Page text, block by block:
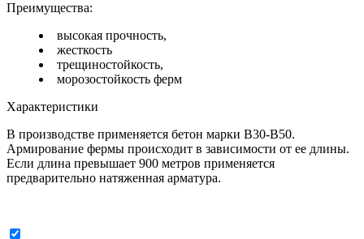
Преимущества:
высокая прочность,
жесткость
трещиностойкость,
морозостойкость ферм
Характеристики
В производстве применяется бетон марки В30-В50.
Армирование фермы происходит в зависимости от ее длины.
Если длина превышает 900 метров применяется
предварительно натяженная арматура.